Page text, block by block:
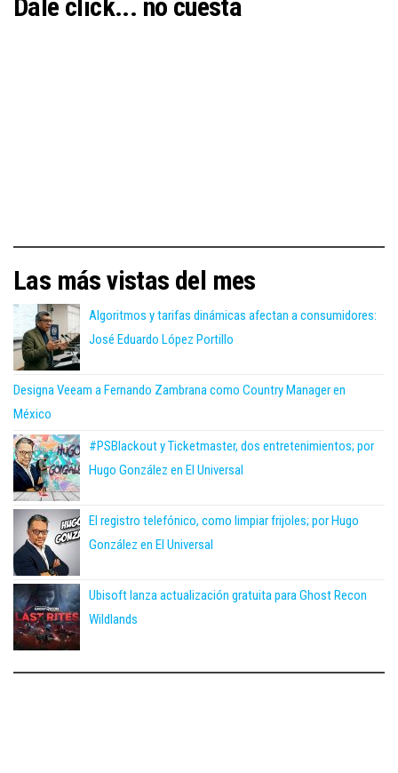
Dale click... no cuesta
Las más vistas del mes
Algoritmos y tarifas dinámicas afectan a consumidores:
José Eduardo López Portillo
Designa Veeam a Fernando Zambrana como Country Manager en
México
#PSBlackout y Ticketmaster, dos entretenimientos; por
Hugo González en El Universal
El registro telefónico, como limpiar frijoles; por Hugo
González en El Universal
Ubisoft lanza actualización gratuita para Ghost Recon
Wildlands